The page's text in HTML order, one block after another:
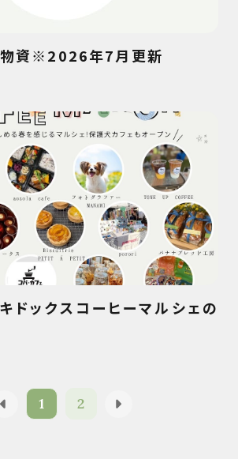
資※2026年7月更新
ックスコーヒーマルシェの
1 2